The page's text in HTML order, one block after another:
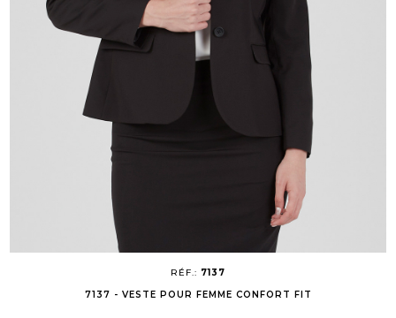
RÉF.: 7137
7137 - VESTE POUR FEMME CONFORT FIT